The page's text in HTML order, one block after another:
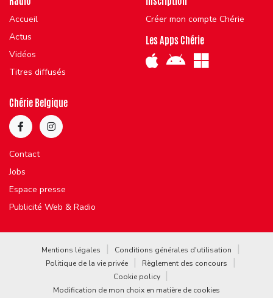
Accueil
Actus
Vidéos
Titres diffusés
Créer mon compte Chérie
Les Apps Chérie
Chérie Belgique
Contact
Jobs
Espace presse
Publicité Web & Radio
Mentions légales
Conditions générales d'utilisation
Politique de la vie privée
Règlement des concours
Cookie policy
Modification de mon choix en matière de cookies